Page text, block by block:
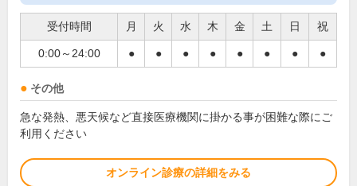
受付時間 月 火 水 木 金 土 日 祝
0:00～24:00 ● ● ● ● ● ● ● ●
その他
急な発熱、悪天候など直接医療機関に掛かる事が困難な際にご
利用ください
オンライン診療の詳細をみる